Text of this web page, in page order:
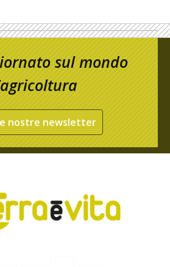
sul mondo
nostre newsletter